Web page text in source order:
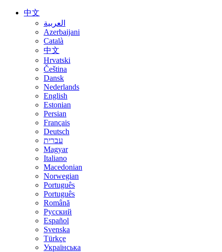
中文
العربية
Azerbaijani
Català
中文
Hrvatski
Čeština
Dansk
Nederlands
English
Estonian
Persian
Français
Deutsch
עברית
Magyar
Italiano
Macedonian
Norwegian
Português
Português
Română
Русский
Español
Svenska
Türkçe
Українська